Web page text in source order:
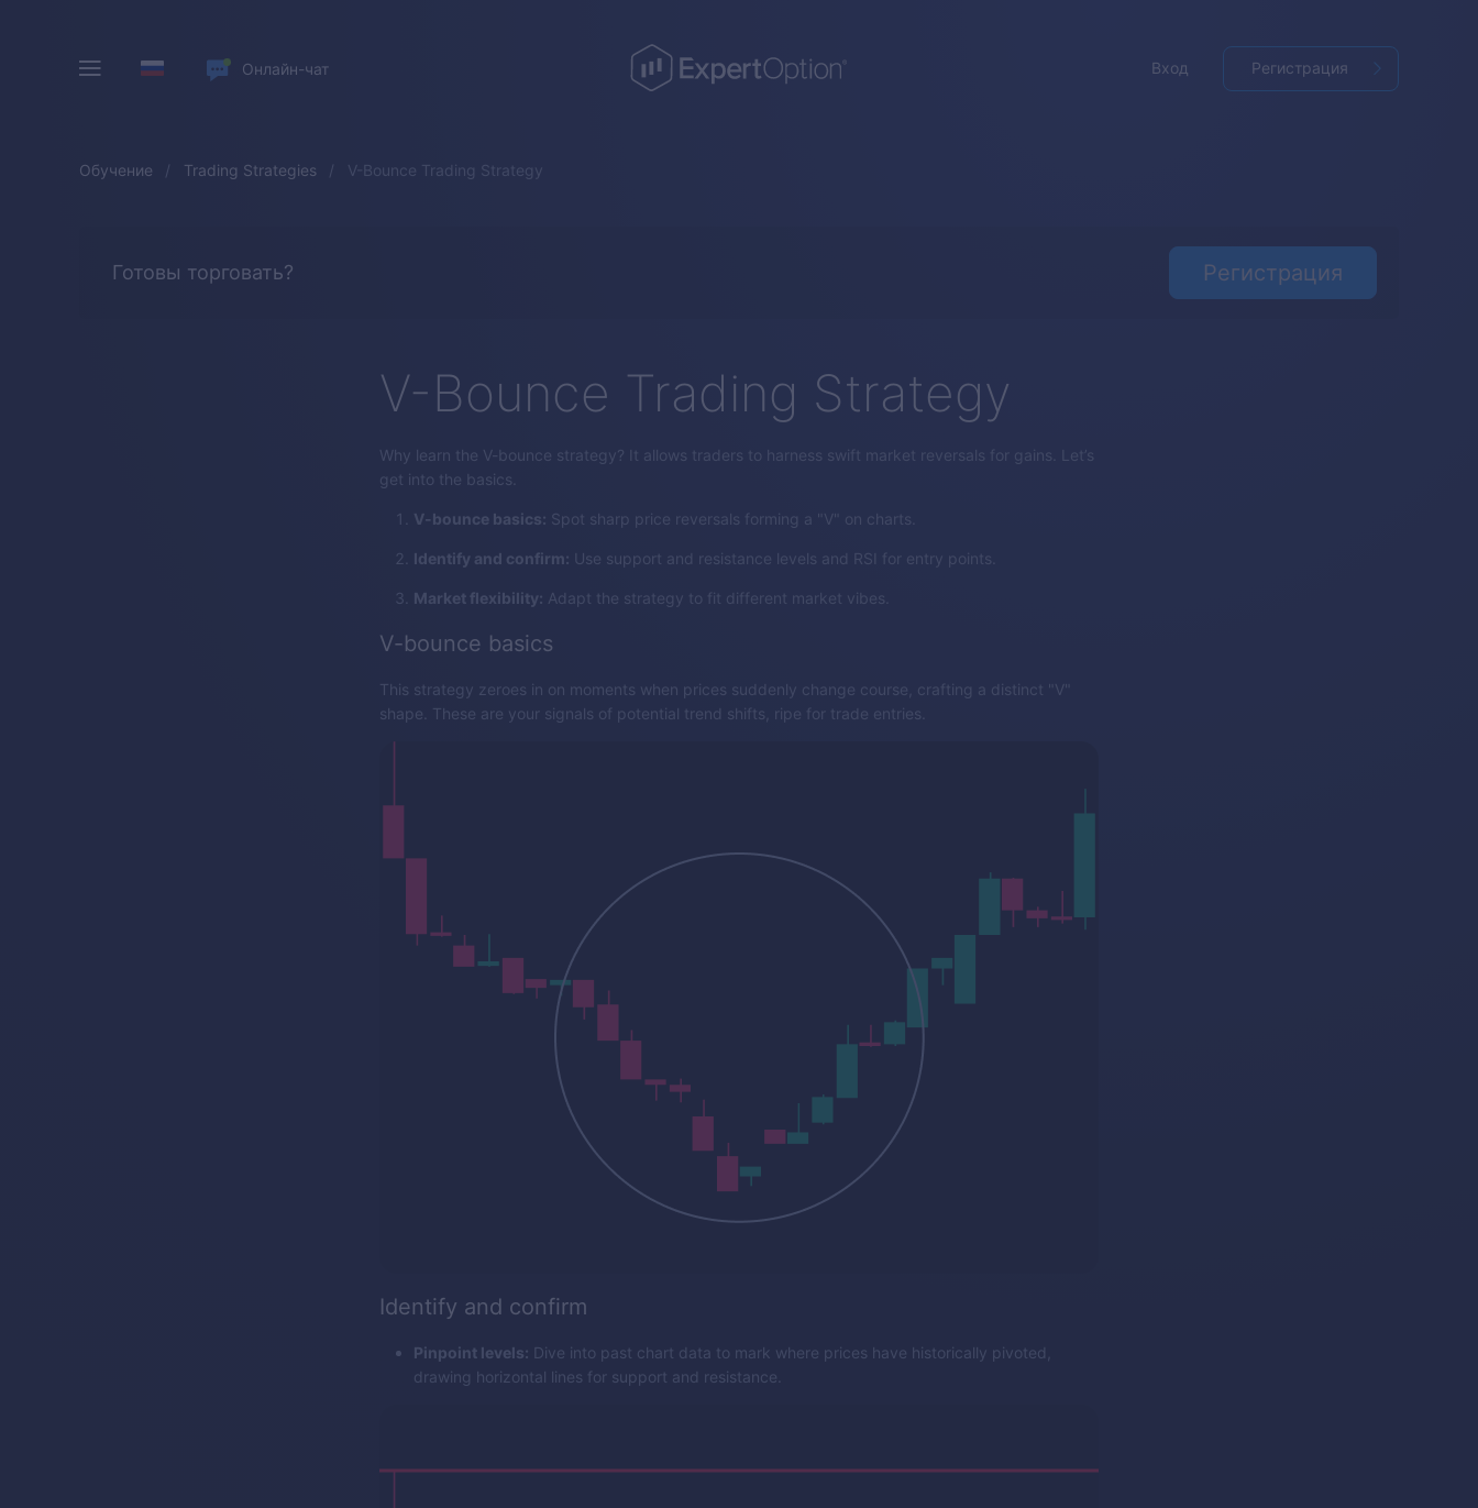
Онлайн-чат Вход Регистрация
Обучение Trading Strategies V-Bounce Trading Strategy
Готовы торговать? Регистрация
V-Bounce Trading Strategy
Why learn the V-bounce strategy? It allows traders to harness swift market reversals for gains. Let’s
get into the basics.
V-bounce basics: Spot sharp price reversals forming a "V" on charts.
Identify and confirm: Use support and resistance levels and RSI for entry points.
Market flexibility: Adapt the strategy to fit different market vibes.
V-bounce basics
This strategy zeroes in on moments when prices suddenly change course, crafting a distinct "V"
shape. These are your signals of potential trend shifts, ripe for trade entries.
Identify and confirm
Pinpoint levels: Dive into past chart data to mark where prices have historically pivoted,
drawing horizontal lines for support and resistance.